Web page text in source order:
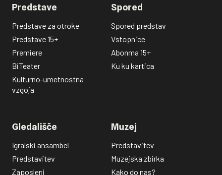
Predstave
Predstave za otroke
Predstave 15+
Premiere
BiTeater
Kulturno-umetnostna
vzgoja
Spored
Spored predstav
Vstopnice
Abonma 15+
Ku ku kartica
Gledališče
Igralski ansambel
Predstavitev
Zaposleni
Muzej
Predstavitev
Muzejska zbirka
Kako do nas?